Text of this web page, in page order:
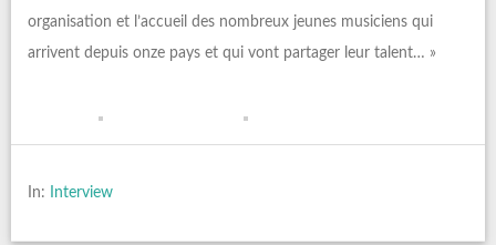
organisation et l’accueil des nombreux jeunes musiciens qui
arrivent depuis onze pays et qui vont partager leur talent… »
In: Interview